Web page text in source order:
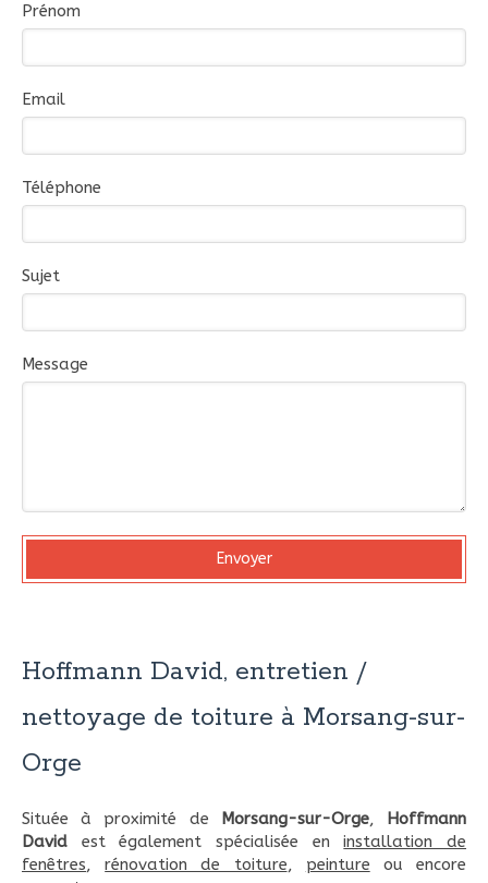
Prénom
Email
Téléphone
Sujet
Message
Envoyer
Hoffmann David, entretien /
nettoyage de toiture à Morsang-sur-
Orge
Située à proximité de Morsang-sur-Orge,
Hoffmann
David est également spécialisée eninstallation de
fenêtres,rénovation de toiture, peinture ou encore